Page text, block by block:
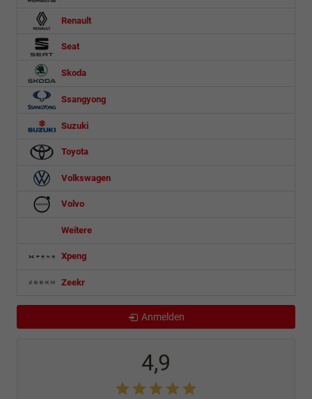
Renault
Seat
Skoda
Ssangyong
Suzuki
Toyota
Volkswagen
Volvo
Weitere
Xpeng
Zeekr
Anmelden
4,9